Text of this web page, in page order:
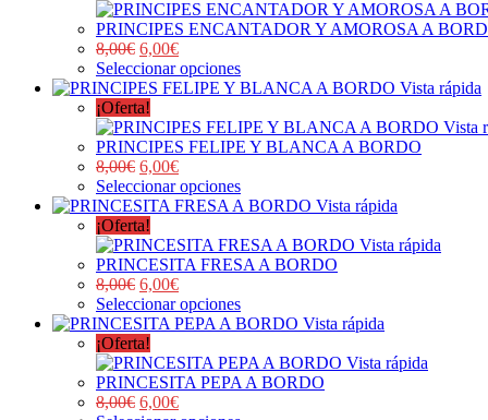
PRINCIPES ENCANTADOR Y AMOROSA A
8,00€ 6,00€
Seleccionar opciones
Vista rápida
¡Oferta!
Vista
PRINCIPES FELIPE Y BLANCA A BORDO
8,00€ 6,00€
Seleccionar opciones
Vista rápida
¡Oferta!
Vista rápida
PRINCESITA FRESA A BORDO
8,00€ 6,00€
Seleccionar opciones
Vista rápida
¡Oferta!
Vista rápida
PRINCESITA PEPA A BORDO
8,00€ 6,00€